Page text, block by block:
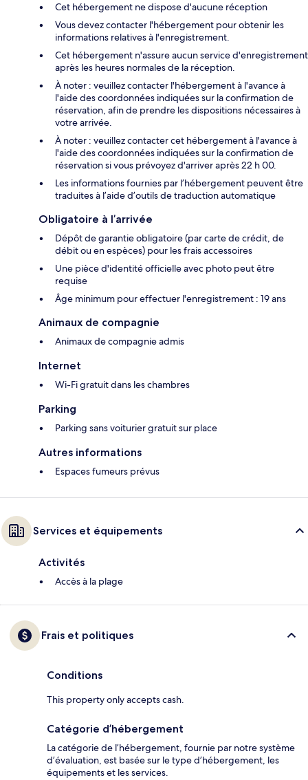
Cet hébergement ne dispose d'aucune réception
Vous devez contacter l'hébergement pour obtenir les
informations relatives à l'enregistrement.
Cet hébergement n'assure aucun service d'enregistrement
après les heures normales de la réception.
À noter : veuillez contacter l'hébergement à l'avance à
l'aide des coordonnées indiquées sur la confirmation de
réservation, afin de prendre les dispositions nécessaires à
votre arrivée.
À noter : veuillez contacter cet hébergement à l'avance à
l'aide des coordonnées indiquées sur la confirmation de
réservation si vous prévoyez d'arriver après 22 h 00.
Les informations fournies par l’hébergement peuvent être
traduites à l’aide d’outils de traduction automatique
Obligatoire à l’arrivée
Dépôt de garantie obligatoire (par carte de crédit, de
débit ou en espèces) pour les frais accessoires
Une pièce d'identité officielle avec photo peut être
requise
Âge minimum pour effectuer l'enregistrement : 19 ans
Animaux de compagnie
Animaux de compagnie admis
Internet
Wi-Fi gratuit dans les chambres
Parking
Parking sans voiturier gratuit sur place
Autres informations
Espaces fumeurs prévus
Services et équipements
Activités
Accès à la plage
Frais et politiques
Conditions
This property only accepts cash.
Catégorie d’hébergement
La catégorie de l’hébergement, fournie par notre système
d’évaluation, est basée sur le type d’hébergement, les
équipements et les services.